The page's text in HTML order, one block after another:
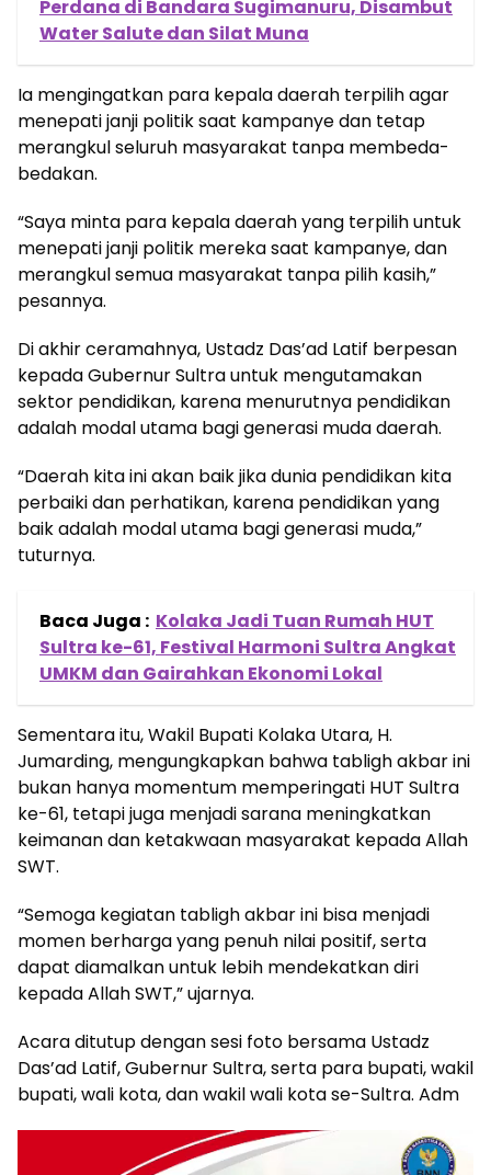
Perdana di Bandara Sugimanuru, Disambut
Water Salute dan Silat Muna
Ia mengingatkan para kepala daerah terpilih agar
menepati janji politik saat kampanye dan tetap
merangkul seluruh masyarakat tanpa membeda-
bedakan.
“Saya minta para kepala daerah yang terpilih untuk
menepati janji politik mereka saat kampanye, dan
merangkul semua masyarakat tanpa pilih kasih,”
pesannya.
Di akhir ceramahnya, Ustadz Das’ad Latif berpesan
kepada Gubernur Sultra untuk mengutamakan
sektor pendidikan, karena menurutnya pendidikan
adalah modal utama bagi generasi muda daerah.
“Daerah kita ini akan baik jika dunia pendidikan kita
perbaiki dan perhatikan, karena pendidikan yang
baik adalah modal utama bagi generasi muda,”
tuturnya.
Baca Juga : Kolaka Jadi Tuan Rumah HUT
Sultra ke-61, Festival Harmoni Sultra Angkat
UMKM dan Gairahkan Ekonomi Lokal
Sementara itu, Wakil Bupati Kolaka Utara, H.
Jumarding, mengungkapkan bahwa tabligh akbar ini
bukan hanya momentum memperingati HUT Sultra
ke-61, tetapi juga menjadi sarana meningkatkan
keimanan dan ketakwaan masyarakat kepada Allah
SWT.
“Semoga kegiatan tabligh akbar ini bisa menjadi
momen berharga yang penuh nilai positif, serta
dapat diamalkan untuk lebih mendekatkan diri
kepada Allah SWT,” ujarnya.
Acara ditutup dengan sesi foto bersama Ustadz
Das’ad Latif, Gubernur Sultra, serta para bupati, wakil
bupati, wali kota, dan wakil wali kota se-Sultra. Adm